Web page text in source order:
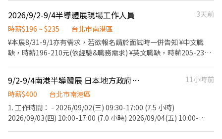
三段174號 台北動物園三店📍台北市文山區新光路二段30號 .˚⊹ ⁺‧
【超級亮點】 ‧⁺ ⊹˚. 💼 勞保・勞退・團保 ⛽ 汽機車油資補貼 🔧 汽
機車修繕補貼 🤝 推薦好友獎金 $600/人 📆 國定假日上班享雙倍薪資
💥 .˚⊹ ⁺‧ 【 想聯繫我】 ‧⁺ ⊹˚. ☝️ 點選【立即應徵】我會速度回覆
你！ ✌️ 或加入 🅻🅸🅽🅴：https://lin.ee/8rsUSDv 🤟 留言「姓名＋
電話＋截圖職缺」就能聯繫上～ 若想參考其他職缺，可以到我的
Threads，看更多更多的職缺喔♬ My Threads：tsaipei_ruby
https://reurl.cc/7b2vad 別害羞❌別害怕❌找工作聯繫我⭕
0966-517-026
2026/09/04（五）09:30－17:00（含1小時休息） ※ 中午休息時間
將依現場主管安排，採彈性分流用餐及休息。 工作內容 展位來賓接
待與引導 茶水、咖啡服務 客戶資料蒐集與 Excel 整理 協助活動接待
及贈品發放 維持展位整潔與補充備品 完成主管交辦事項 我們希望你
具備 具親和力，喜歡與人互動 積極主動、活潑大方、責任感佳 配合
具同等英文溝通能力） 熟悉 Excel 基本操作尤佳 有展覽、活動或服
務業經驗者加分 服裝規定(展覽期間) 白色襯衫 黑色西裝褲或黑色及
段面試。 歡迎喜歡與人互動、具服務熱忱及英文溝通能力的你加入
我們，一起完成國際半導體展的重要接待任務！
2026/9/2-9/4半導體展現場工作人員
3天前
時薪$196 ~ $235
台北市南港區
¥本展8/31-9/1亦有需求，若欲報名請於面試時一併告知 ¥中文職
缺，時薪196-210元(依經驗&職務需求) ¥英文職缺，時薪205-235
2.工作時間：07:30-17:00(依職務崗位不同)，後續排班時告知 3.教
育訓練：8/30下午(約2-2.5小時/依實際時間計薪/時薪196) 4.經驗要
求：展覽活動經驗佳、接待應對態度積極 5.工作內容：換證/引導/門
禁/會議/機動等 6.服儀要求：上身大會統一制服、下身全黑褲、全黑
包鞋，儀容面容整潔 7.其它說明：本展供餐、午休0.5小時不計薪、
9/2-9/4南港半導體展 日本地方政府館展場口譯 【需日文精通】
11小時前
時薪$400
台北市南港區
1. 工作時間： - 2026/09/02(三) 09:30-17:00 (7.5 小時)
2026/09/03(四) 10:00-17:00 (7.0 小時) 2026/09/04(五) 10:00-